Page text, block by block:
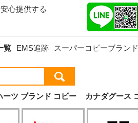
心提供する
覧 EMS追跡 スーパーコピーブラン
ーツ ブランド コピー カナダグース